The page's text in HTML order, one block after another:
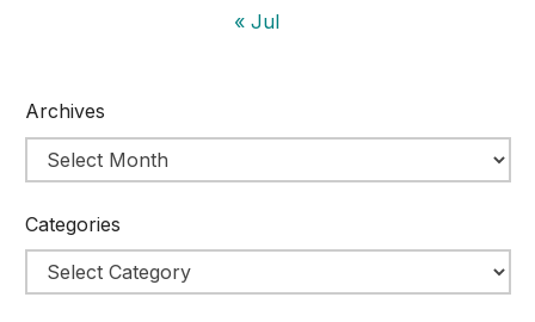
« Jul
Archives
Categories